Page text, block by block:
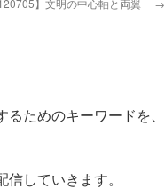
】文明の中心軸と両翼 →
ためのキーワードを、
していきます。